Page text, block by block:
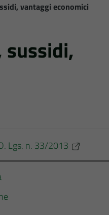
vantaggi economici
Lgs. n. 33/2013